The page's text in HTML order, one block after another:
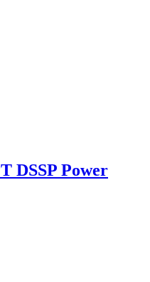
DSSP Power